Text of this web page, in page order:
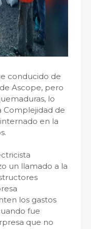
conducido de
Ascope, pero
lo
Complejidad de
en la
un llamado a la
los gastos
fue
que no